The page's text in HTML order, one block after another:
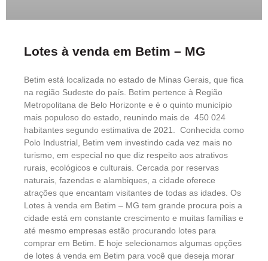
Lotes à venda em Betim – MG
Betim está localizada no estado de Minas Gerais, que fica
na região Sudeste do país. Betim pertence à Região
Metropolitana de Belo Horizonte e é o quinto município
mais populoso do estado, reunindo mais de 450 024
habitantes segundo estimativa de 2021. Conhecida como
Polo Industrial, Betim vem investindo cada vez mais no
turismo, em especial no que diz respeito aos atrativos
rurais, ecológicos e culturais. Cercada por reservas
naturais, fazendas e alambiques, a cidade oferece
atrações que encantam visitantes de todas as idades. Os
Lotes à venda em Betim – MG tem grande procura pois a
cidade está em constante crescimento e muitas famílias e
até mesmo empresas estão procurando lotes para
comprar em Betim. E hoje selecionamos algumas opções
de lotes á venda em Betim para você que deseja morar